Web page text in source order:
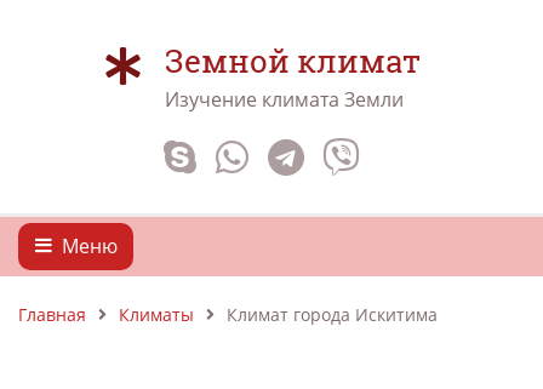
Земной климат
Изучение климата Земли
Меню
Главная Климаты Климат города Искитима